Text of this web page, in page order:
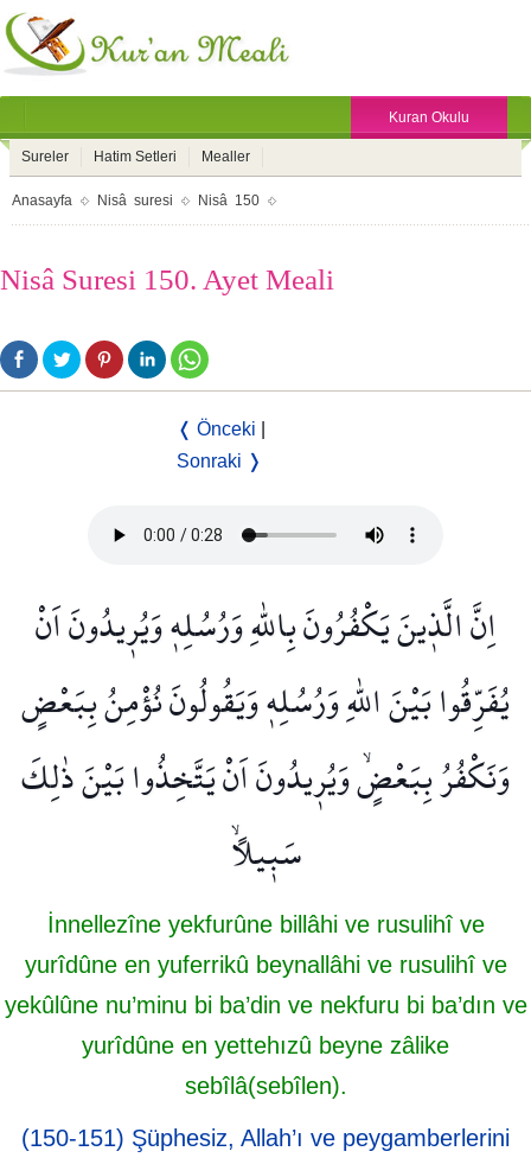
Kuran Okulu
Sureler Hatim Setleri Mealler
Anasayfa Nisâ suresi Nisâ 150
Nisâ Suresi 150. Ayet Meali
❬ Önceki
Sonraki ❭
اِنَّ الَّذ۪ينَ يَكْفُرُونَ بِاللّٰهِ وَرُسُلِه۪ وَيُر۪يدُونَ اَنْ
يُفَرِّقُوا بَيْنَ اللّٰهِ وَرُسُلِه۪ وَيَقُولُونَ نُؤْمِنُ بِبَعْضٍ
وَنَكْفُرُ بِبَعْضٍۙ وَيُر۪يدُونَ اَنْ يَتَّخِذُوا بَيْنَ ذٰلِكَ
سَب۪يلًاۙ
İnnellezîne yekfurûne billâhi ve rusulihî ve
yurîdûne en yuferrikû beynallâhi ve rusulihî ve
yekûlûne nu’minu bi ba’din ve nekfuru bi ba’dın ve
yurîdûne en yettehızû beyne zâlike
sebîlâ(sebîlen).
(150-151) Şüphesiz, Allah’ı ve peygamberlerini